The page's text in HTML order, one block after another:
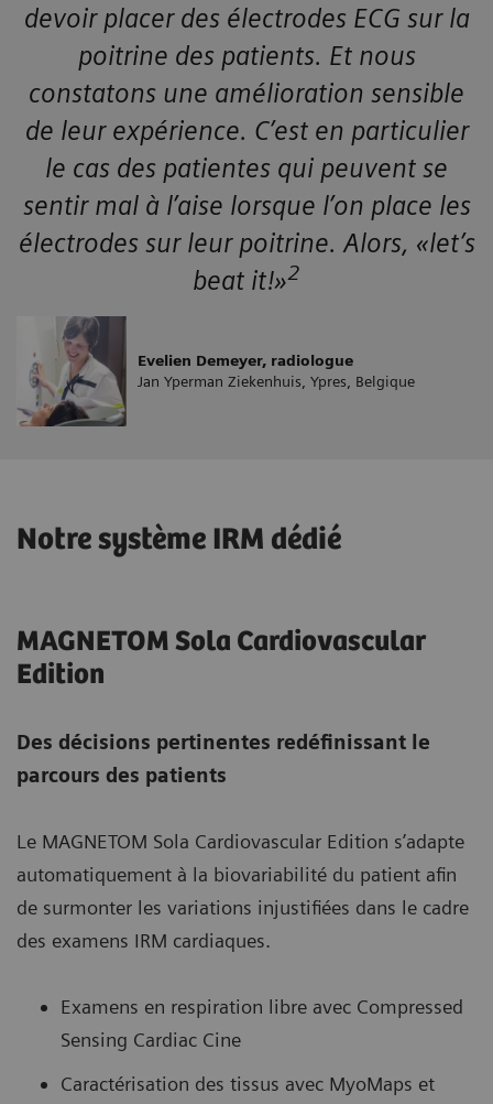
devoir placer des électrodes ECG sur la
poitrine des patients. Et nous
constatons une amélioration sensible
de leur expérience. C’est en particulier
le cas des patientes qui peuvent se
sentir mal à l’aise lorsque l’on place les
électrodes sur leur poitrine. Alors, «let’s
beat it!»2
Evelien Demeyer, radiologue
Jan Yperman Ziekenhuis, Ypres, Belgique
Notre système IRM dédié
MAGNETOM Sola Cardiovascular
Edition
Des décisions pertinentes redéfinissant le
parcours des patients
Le MAGNETOM Sola Cardiovascular Edition s’adapte
automatiquement à la biovariabilité du patient afin
de surmonter les variations injustifiées dans le cadre
des examens IRM cardiaques.
Examens en respiration libre avec Compressed
Sensing Cardiac Cine
Caractérisation des tissus avec MyoMaps et